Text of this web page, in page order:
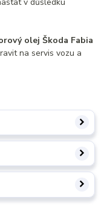
olej Škoda Fabia
na servis vozu a